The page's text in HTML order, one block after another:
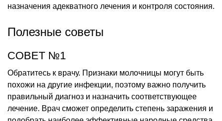
назначения адекватного лечения и контроля состояния.
Полезные советы
СОВЕТ №1
Обратитесь к врачу. Признаки молочницы могут быть
похожи на другие инфекции, поэтому важно получить
правильный диагноз и назначить соответствующее
лечение. Врач сможет определить степень заражения и